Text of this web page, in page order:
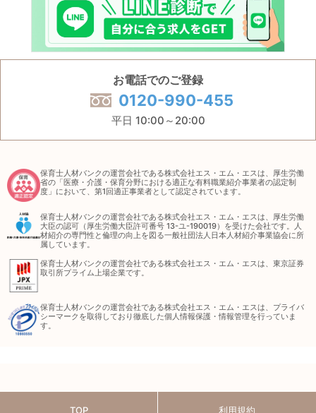
お電話でのご登録
0120-990-455
平日 10:00～20:00
保育士人材バンクの運営会社である株式会社エス・エム・エスは、厚生労働
省の「医療・介護・保育分野における適正な有料職業紹介事業者の認定制
度」において、第1回適正事業者として認定されています。
保育士人材バンクの運営会社である株式会社エス・エム・エスは、厚生労働
大臣の認可（厚生労働大臣許可番号 13-ユ-190019）を受けた会社です。人
材紹介の専門性と倫理の向上を図る一般社団法人日本人材紹介事業協会に所
属しています。
保育士人材バンクの運営会社である株式会社エス・エム・エスは、東京証券
取引所プライム上場企業です。
保育士人材バンクの運営会社である株式会社エス・エム・エスは、プライバ
シーマークを取得しており徹底した個人情報保護・情報管理を行っていま
す。
TOP 利用規約